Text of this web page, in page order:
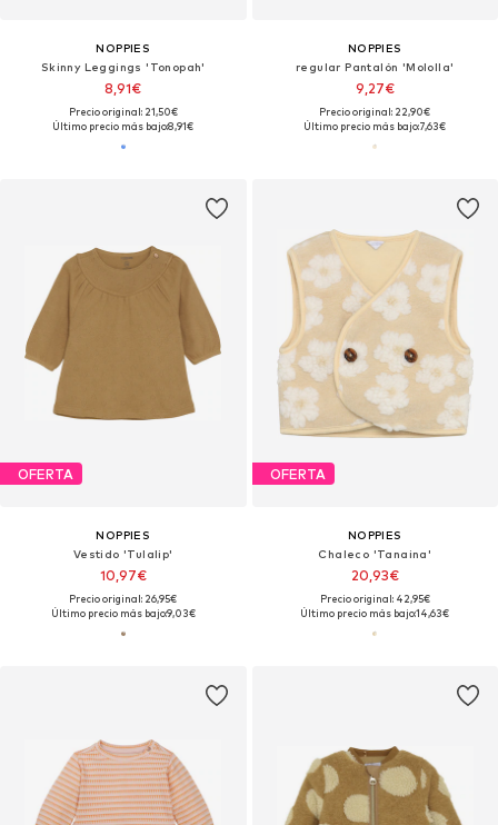
NOPPIES
Skinny Leggings 'Tonopah'
8,91€
Precio original: 21,50€
Último precio más bajo:8,91€
NOPPIES
regular Pantalón 'Mololla'
9,27€
Precio original: 22,90€
Último precio más bajo:7,63€
OFERTA
NOPPIES
Vestido 'Tulalip'
10,97€
Precio original: 26,95€
Último precio más bajo:9,03€
OFERTA
NOPPIES
Chaleco 'Tanaina'
20,93€
Precio original: 42,95€
Último precio más bajo:14,63€